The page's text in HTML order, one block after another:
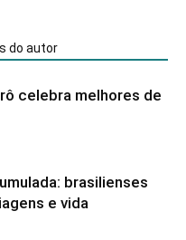
do autor
celebra melhores de
brasilienses
e vida